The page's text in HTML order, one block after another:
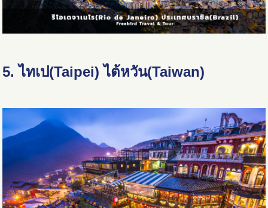
5. ไทเป(Taipei) ไต้หวัน(Taiwan)